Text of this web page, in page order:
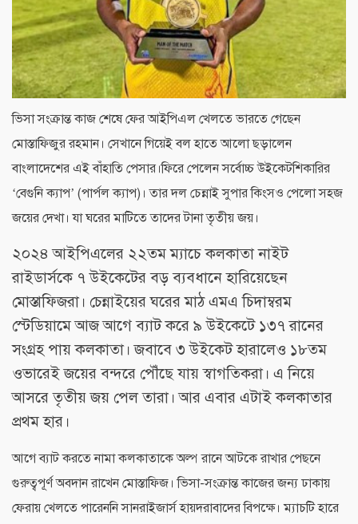
ভিসা সংক্রান্ত কাজ শেষে ফের আইপিএল খেলতে ভারতে গেছেন
মোস্তাফিজুর রহমান। সেখানে গিয়েই বল হাতে আলো ছড়ালেন
বাংলাদেশের এই বাঁহাতি পেসার।ফিরে পেলেন সর্বোচ্চ উইকেটশিকারির
‘বেগুনি ক্যাপ’ (পার্পল ক্যাপ)। তার দল চেন্নাই সুপার কিংসও পেলো সহজ
জয়ের দেখা। যা ঘরের মাটিতে তাদের টানা তৃতীয় জয়।
২০২৪ আইপিএলের ২২তম ম্যাচে কলকাতা নাইট
রাইডার্সকে ৭ উইকেটের বড় ব্যবধানে হারিয়েছেন
মোস্তাফিজরা। চেন্নাইয়ের ঘরের মাঠ এমএ চিদাম্বরম
স্টেডিয়ামে আজ আগে ব্যাট করে ৯ উইকেটে ১৩৭ রানের
সংগ্রহ পায় কলকাতা। জবাবে ৩ উইকেট হারালেও ১৮তম
ওভারেই জয়ের বন্দরে পৌঁছে যায় স্বাগতিকরা। এ নিয়ে
আসরে তৃতীয় জয় পেল তারা। আর এবার এটাই কলকাতার
প্রথম হার।
আগে ব্যাট করতে নামা কলকাতাকে অল্প রানে আটকে রাখার পেছনে
গুরুত্বপূর্ণ অবদান রাখেন মোস্তাফিজ। ভিসা-সংক্রান্ত কাজের জন্য ঢাকায়
ফেরায় খেলতে পারেননি সানরাইজার্স হায়দরাবাদের বিপক্ষে। ম্যাচটি হারে